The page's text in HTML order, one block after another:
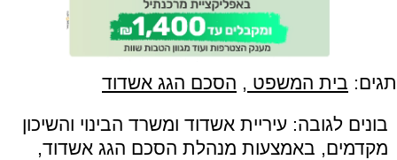
תגים: בית המשפט , הסכם הגג אשדוד
בונים לגובה: עיריית אשדוד ומשרד הבינוי והשיכון
מקדמים, באמצעות מנהלת הסכם הגג אשדוד,